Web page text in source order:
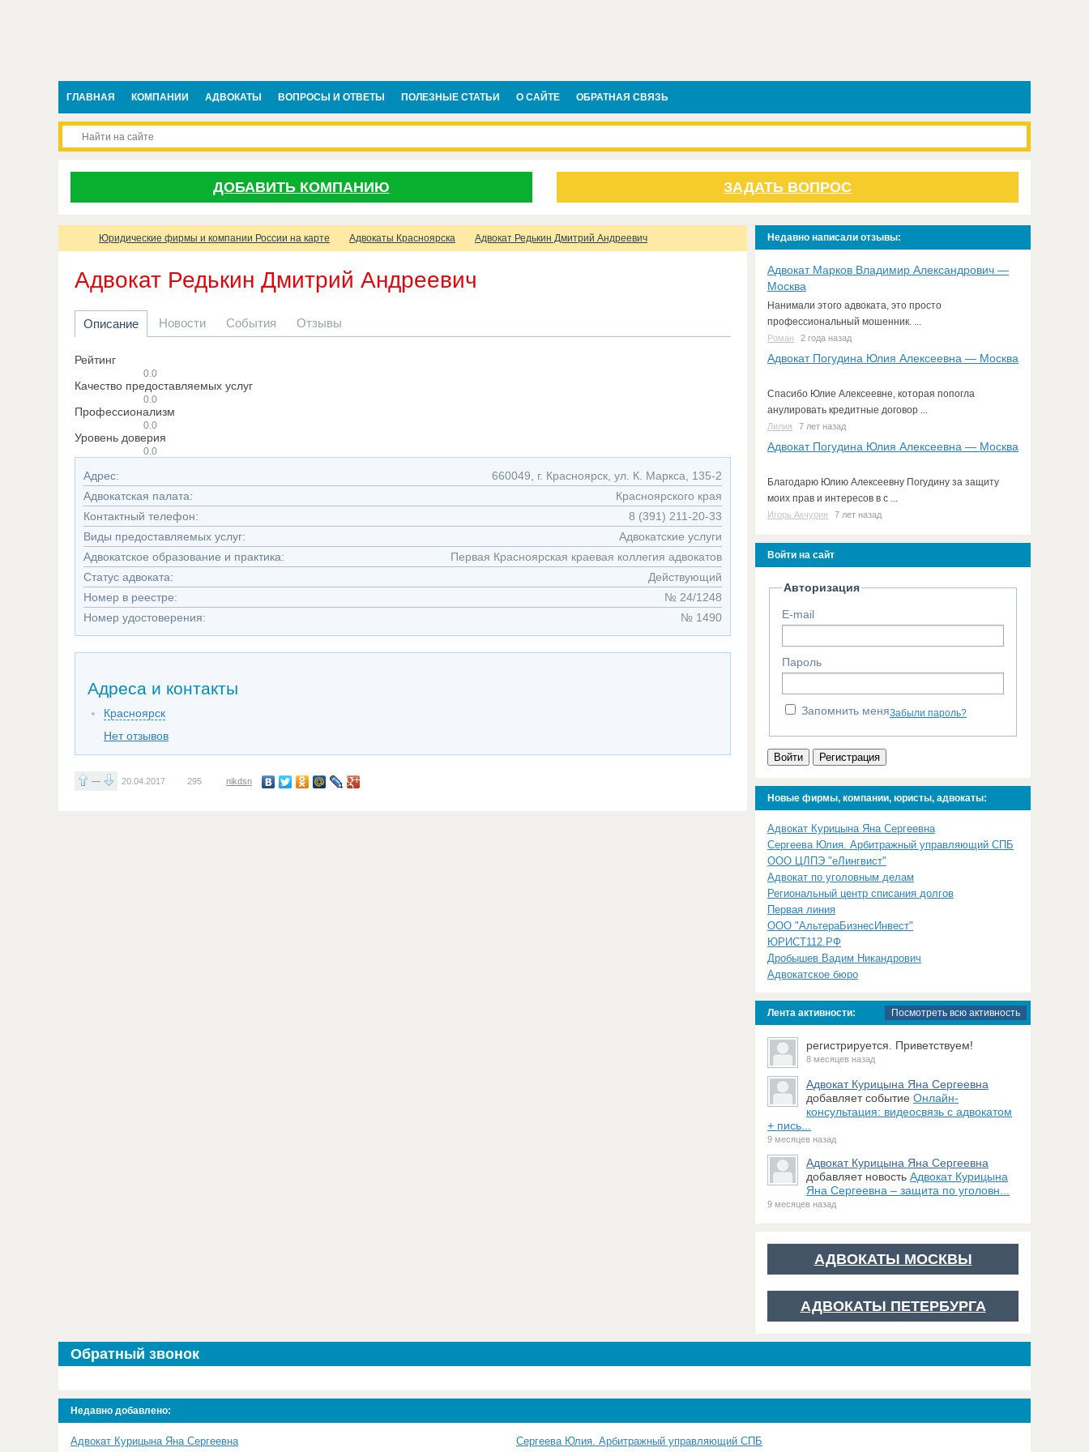
ГЛАВНАЯ КОМПАНИИ АДВОКАТЫ ВОПРОСЫ И ОТВЕТЫ ПОЛЕЗНЫЕ СТАТЬИ О САЙТЕ ОБРАТНАЯ СВЯЗЬ
ДОБАВИТЬ КОМПАНИЮ ЗАДАТЬ ВОПРОС
Юридические фирмы и компании России на карте Адвокаты Красноярска Адвокат Редькин Дмитрий Андреевич
Адвокат Редькин Дмитрий Андреевич
Описание Новости События Отзывы
Рейтинг
0.0
Качество предоставляемых услуг
0.0
Профессионализм
0.0
Уровень доверия
0.0
Адрес:
660049, г. Красноярск, ул. К. Маркса, 135-2
Адвокатская палата:
Красноярского края
Контактный телефон:
8 (391) 211-20-33
Виды предоставляемых услуг:
Адвокатские услуги
Адвокатское образование и практика:
Первая Красноярская краевая коллегия адвокатов
Статус адвоката:
Действующий
Номер в реестре:
№ 24/1248
Номер удостоверения:
№ 1490
Адреса и контакты
Красноярск
Нет отзывов
— 20.04.2017 295 nikdsn
Недавно написали отзывы:
Адвокат Марков Владимир Александрович —
Москва
Нанимали этого адвоката, это просто
профессиональный мошенник. ...
Роман 2 года назад
Адвокат Погудина Юлия Алексеевна — Москва
Спасибо Юлие Алексеевне, которая попогла
анулировать кредитные договор ...
Лилия 7 лет назад
Адвокат Погудина Юлия Алексеевна — Москва
Благодарю Юлию Алексеевну Погудину за защиту
моих прав и интересов в с ...
Игорь Акчурин 7 лет назад
Войти на сайт
Авторизация
E-mail
Пароль
Запомнить меняЗабыли пароль?
Войти Регистрация
Новые фирмы, компании, юристы, адвокаты:
Адвокат Курицына Яна Сергеевна
Сергеева Юлия. Арбитражный управляющий СПБ
ООО ЦЛПЭ "еЛингвист"
Адвокат по уголовным делам
Региональный центр списания долгов
Первая линия
ООО "АльтераБизнесИнвест"
ЮРИСТ112.РФ
Дробышев Вадим Никандрович
Адвокатское бюро
Лента активности: Посмотреть всю активность
регистрируется. Приветствуем!
8 месяцев назад
Адвокат Курицына Яна Сергеевна
добавляет событие Онлайн-
консультация: видеосвязь с адвокатом
+ пись...
9 месяцев назад
Адвокат Курицына Яна Сергеевна
добавляет новость Адвокат Курицына
Яна Сергеевна – защита по уголовн...
9 месяцев назад
АДВОКАТЫ МОСКВЫ
АДВОКАТЫ ПЕТЕРБУРГА
Обратный звонок
Недавно добавлено:
Адвокат Курицына Яна Сергеевна
Сергеева Юлия. Арбитражный управляющий СПБ